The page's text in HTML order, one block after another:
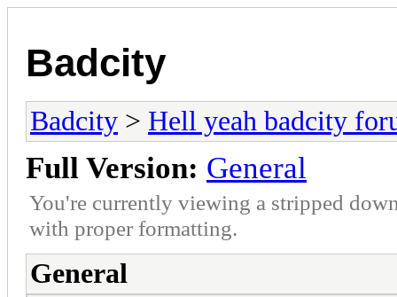
Badcity
Badcity > Hell yeah badcity
Full Version: General
You're currently viewing a stripped
with proper formatting.
General